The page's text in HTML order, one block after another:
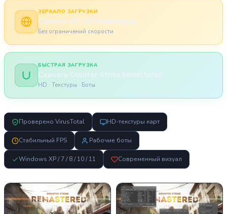
ЗЕРКАЛО ЗАГРУЗКИ
Скачать КС 1.6 Ремастеред
Без ограничений скорости
БЫСТРАЯ ЗАГРУЗКА
Скачать Counter-Strike Remastered
HD · Текстуры · Боты
Проверено VirusTotal HD-текстуры карт
Стабильный FPS Рабочие боты
Windows XP / 7 / 8 / 10 / 11 Современный визуал